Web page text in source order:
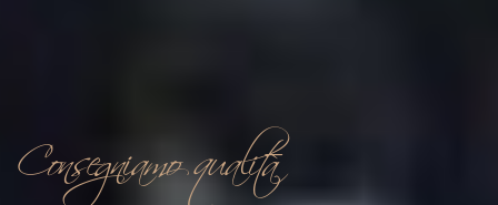
Consegniamo qualità